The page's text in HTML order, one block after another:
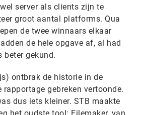
server als clients zijn te
groot aantal platforms. Qua
de twee winnaars elkaar
de hele opgave af, al had
beter gekund.
ontbrak de historie in de
gebreken vertoonde.
dus iets kleiner. STB maakte
het oudste tool: Filemaker, van